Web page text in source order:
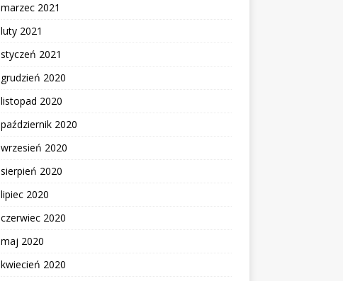
marzec 2021
luty 2021
styczeń 2021
grudzień 2020
listopad 2020
październik 2020
wrzesień 2020
sierpień 2020
lipiec 2020
czerwiec 2020
maj 2020
kwiecień 2020